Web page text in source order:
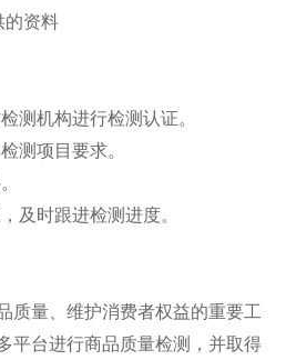
资料
测机构进行检测认证。
测项目要求。
及时跟进检测进度。
质量、维护消费者权益的重要工
平台进行商品质量检测，并取得